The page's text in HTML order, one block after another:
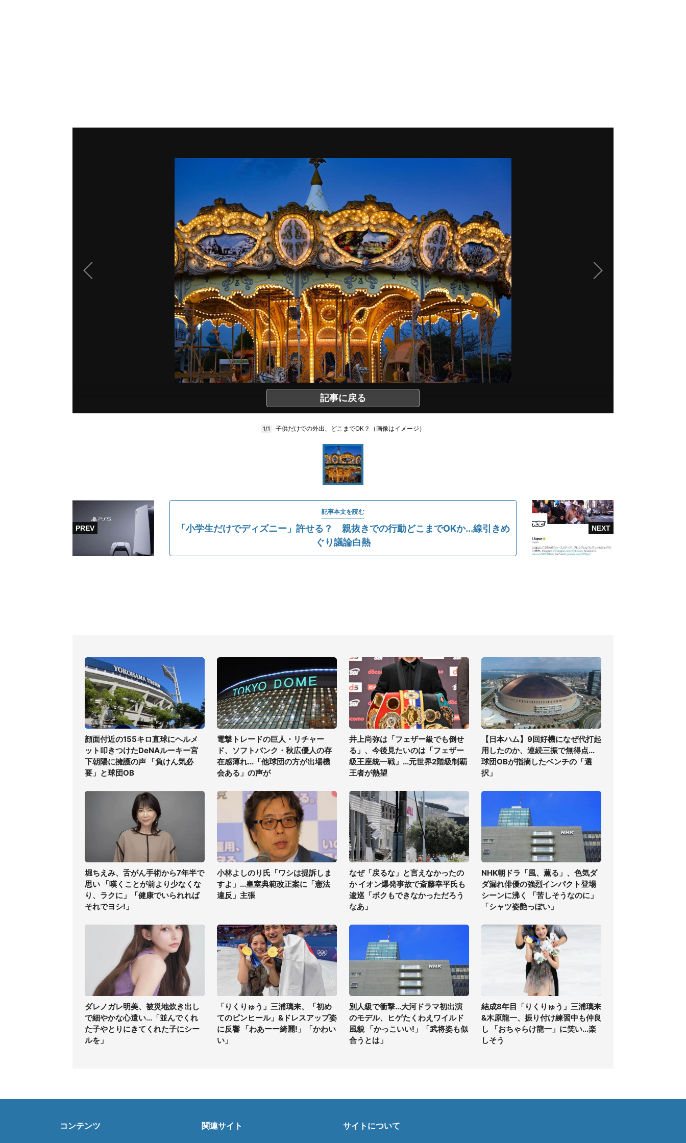
記事に戻る
1/1 子供だけでの外出、どこまでOK？（画像はイメージ）
記事本文を読む
「小学生だけでディズニー」許せる？ 親抜きでの行動どこまでOKか...線引きめ
ぐり議論白熱
顔面付近の155キロ直球にヘルメ
ット叩きつけたDeNAルーキー宮
下朝陽に擁護の声 「負けん気必
要」と球団OB
電撃トレードの巨人・リチャー
ド、ソフトバンク・秋広優人の存
在感薄れ...「他球団の方が出場機
会ある」の声が
井上尚弥は「フェザー級でも倒せ
る」、今後見たいのは「フェザー
級王座統一戦」...元世界2階級制覇
王者が熱望
【日本ハム】9回好機になぜ代打起
用したのか、連続三振で無得点...
球団OBが指摘したベンチの「選
択」
堀ちえみ、舌がん手術から7年半で
思い 「嘆くことが前より少なくな
り、ラクに」「健康でいられれば
それでヨシ!」
小林よしのり氏「ワシは提訴しま
すよ」...皇室典範改正案に「憲法
違反」主張
なぜ「戻るな」と言えなかったの
か イオン爆発事故で斎藤幸平氏も
逡巡「ボクもできなかっただろう
なあ」
NHK朝ドラ「風、薫る」、色気ダ
ダ漏れ俳優の強烈インパクト登場
シーンに沸く 「苦しそうなのに」
「シャツ姿艶っぽい」
ダレノガレ明美、被災地炊き出し
で細やかな心遣い...「並んでくれ
た子やとりにきてくれた子にシー
ルを」
「りくりゅう」三浦璃来、「初め
てのピンヒール」&ドレスアップ姿
に反響 「わあーー綺麗!」「かわい
い」
別人級で衝撃...大河ドラマ初出演
のモデル、ヒゲたくわえワイルド
風貌 「かっこいい!」「武将姿も似
合うとは」
結成8年目「りくりゅう」三浦璃来
&木原龍一、振り付け練習中も仲良
し 「おちゃらけ龍一」に笑い...楽
しそう
コンテンツ 関連サイト サイトについて